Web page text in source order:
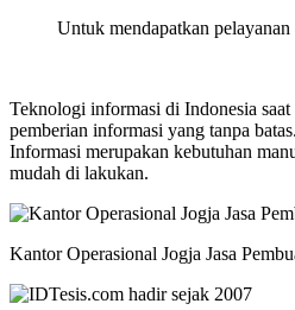
Untuk mendapatkan pelayanan
Teknologi informasi di Indonesia
pemberian informasi yang tanpa
Informasi merupakan kebutuhan
mudah di lakukan.
Kantor Operasional Jogja Jasa